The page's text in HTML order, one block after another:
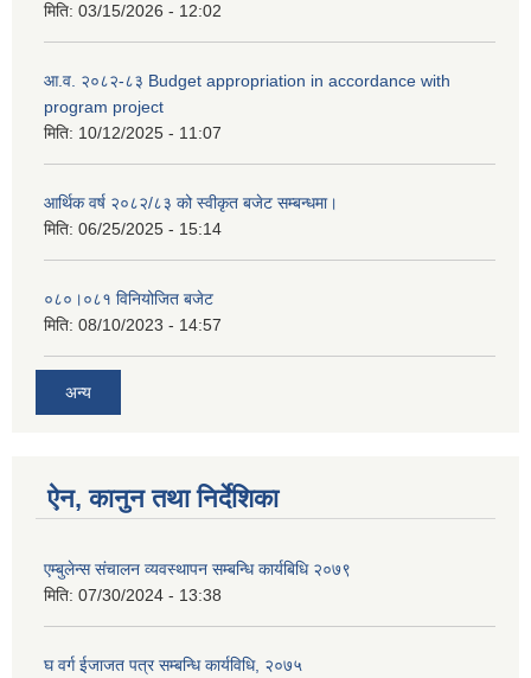
मिति: 03/15/2026 - 12:02
आ.व. २०८२-८३ Budget appropriation in accordance with
program project
मिति: 10/12/2025 - 11:07
आर्थिक वर्ष २०८२/८३ को स्वीकृत बजेट सम्बन्धमा।
मिति: 06/25/2025 - 15:14
०८०।०८१ विनियोजित बजेट
मिति: 08/10/2023 - 14:57
अन्य
ऐन, कानुन तथा निर्देशिका
एम्बुलेन्स संचालन व्यवस्थापन सम्बन्धि कार्यबिधि २०७९
मिति: 07/30/2024 - 13:38
घ वर्ग ईजाजत पत्र सम्बन्धि कार्यविधि, २०७५